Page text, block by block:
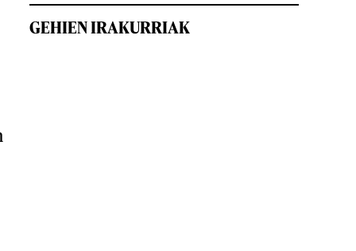
GEHIEN IRAKURRIAK